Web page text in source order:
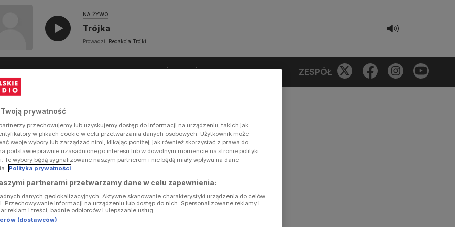
NA ŻYWO
Trójka
Prowadzi: Redakcja Trójki
PLAYLISTA LISTA PRZEBOJÓW TRÓJKI KONKURSY ZESPÓŁ
Twoją prywatność
przechowujemy lub uzyskujemy dostęp do informacji na urządzeniu, takich jak
w plikach cookie w celu przetwarzania danych osobowych. Użytkownik może
swoje wybory lub zarządzać nimi, klikając poniżej, jak również skorzystać z prawa do
podstawie prawnie uzasadnionego interesu lub w dowolnym momencie na stronie polityki
Te wybory będą sygnalizowane naszym partnerom i nie będą miały wpływu na dane
Polityka prywatności
partnerami przetwarzamy dane w celu zapewnienia:
danych geolokalizacyjnych. Aktywne skanowanie charakterystyki urządzenia do celów
Przechowywanie informacji na urządzeniu lub dostęp do nich. Spersonalizowane reklamy i
reklam i treści, badnie odbiorców i ulepszanie usług.
(dostawców)